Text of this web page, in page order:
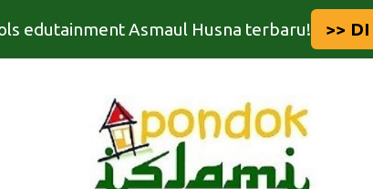
edutainment Asmaul Husna terbaru! >> DI